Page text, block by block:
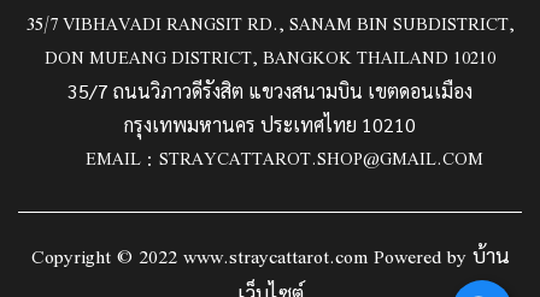
35/7 VIBHAVADI RANGSIT RD., SANAM BIN SUBDISTRICT,
DON MUEANG DISTRICT, BANGKOK THAILAND 10210
35/7 ถนนวิภาวดีรังสิต แขวงสนามบิน เขตดอนเมือง
กรุงเทพมหานคร ประเทศไทย 10210
EMAIL : STRAYCATTAROT.SHOP@GMAIL.COM
Copyright © 2022 www.straycattarot.com Powered by บ้าน